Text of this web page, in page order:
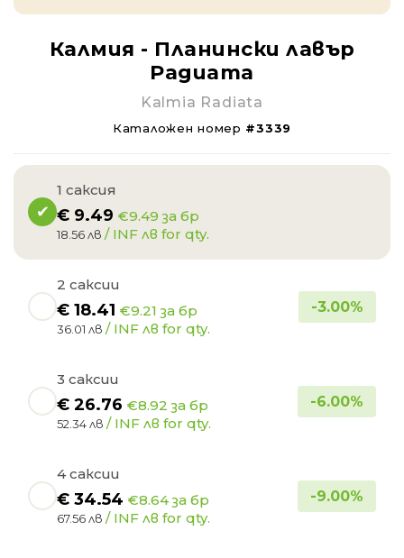
Калмия - Планински лавър
Радиата
Kalmia Radiata
Каталожен номер #3339
1 саксия
€ 9.49 €9.49 за бр
18.56 лв / INF лв for qty.
2 саксии
€ 18.41 €9.21 за бр
36.01 лв / INF лв for qty.
-3.00%
3 саксии
€ 26.76 €8.92 за бр
52.34 лв / INF лв for qty.
-6.00%
4 саксии
€ 34.54 €8.64 за бр
67.56 лв / INF лв for qty.
-9.00%